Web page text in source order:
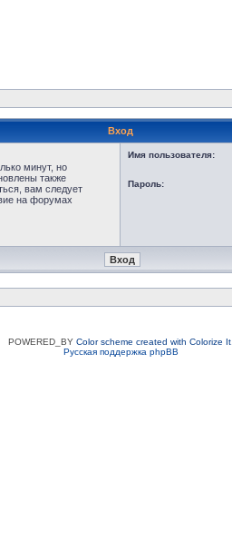
Вход
минут, но
также
вам следует
на форумах
Имя пользователя:
Пароль:
POWERED_BY Color scheme created with Colorize It.
Русская поддержка phpBB